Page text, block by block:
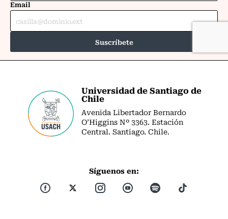
Universidad de Santiago de
Chile
Avenida Libertador Bernardo
O’Higgins Nº 3363. Estación
Central. Santiago. Chile.
Síguenos en: